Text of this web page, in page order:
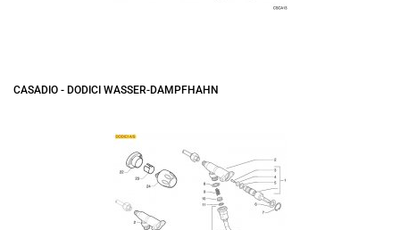
CASADIO - DODICI WASSER-DAMPFHAHN